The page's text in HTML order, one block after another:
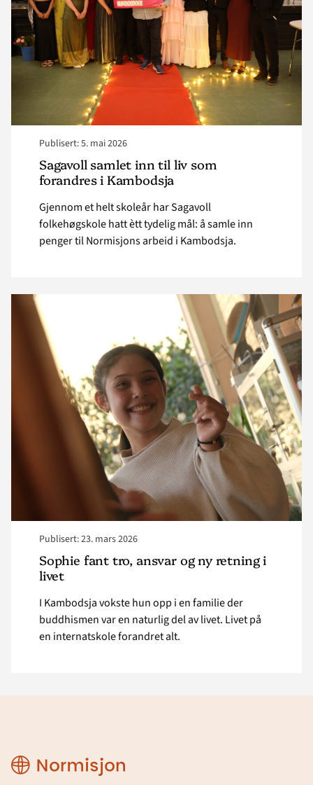
Publisert: 5. mai 2026
Sagavoll samlet inn til liv som
forandres i Kambodsja
Gjennom et helt skoleår har Sagavoll
folkehøgskole hatt ètt tydelig mål: å samle inn
penger til Normisjons arbeid i Kambodsja.
som
forandres
Kambodsja "
Publisert: 23. mars 2026
Sophie fant tro, ansvar og ny retning i
livet
I Kambodsja vokste hun opp i en familie der
buddhismen var en naturlig del av livet. Livet på
en internatskole forandret alt.
Read
article
"Sophie
fant
tro,
ansvar
og
ny
retning
i
livet "
Normisjon